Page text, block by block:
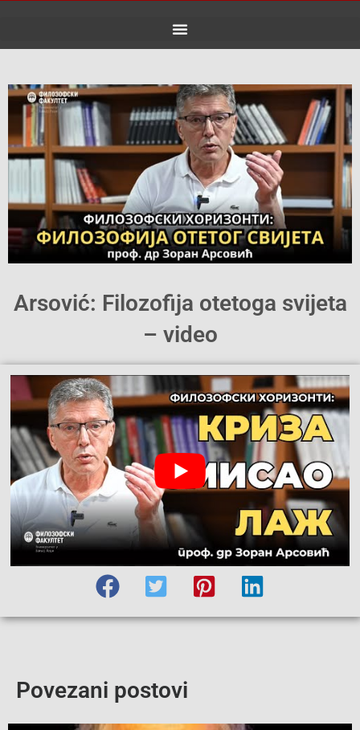
Arsović: Filozofija otetoga svijeta
– video
Povezani postovi